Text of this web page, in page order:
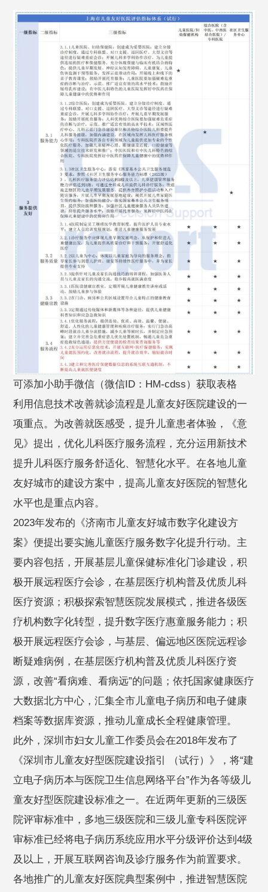
可添加小助手微信（微信ID：HM-cdss）获取表格
利用信息技术改善就诊流程是儿童友好医院建设的一
项重点。为改善就医感受，提升儿童患者体验，《意
见》提出，优化儿科医疗服务流程，充分运用新技术
提升儿科医疗服务舒适化、智慧化水平。在各地儿童
友好城市的建设方案中，提高儿童友好医院的智慧化
水平也是重点内容。
2023年发布的《济南市儿童友好城市数字化建设方
案》便提出要实施儿童医疗服务数字化提升行动。主
要内容包括，开展基层儿童保健标准化门诊建设，积
极开展远程医疗会诊，在基层医疗机构普及优质儿科
医疗资源；积极探索智慧医院发展模式，推进各级医
疗机构数字化转型，提升数字医疗惠童服务能力；积
极开展远程医疗会诊，与基层、偏远地区医院远程诊
断疑难病例，在基层医疗机构普及优质儿科医疗资
源，改善“看病难、看病远”的问题；依托国家健康医疗
大数据北方中心，汇集全市儿童电子病历和电子健康
档案等数据库资源，推动儿童成长全程健康管理。
此外，深圳市妇女儿童工作委员会在2018年发布了
《深圳市儿童友好型医院建设指引 （试行）》，将“建
立电子病历本与医院卫生信息网络平台”作为各等级儿
童友好型医院建设标准之一。在近两年更新的三级医
院评审标准中，多地三级医院和三级儿童专科医院评
审标准已经将电子病历系统应用水平分级评价达到4级
及以上，开展互联网咨询及诊疗服务作为前置要求。
各地推广的儿童友好医院典型案例中，推进智慧医院